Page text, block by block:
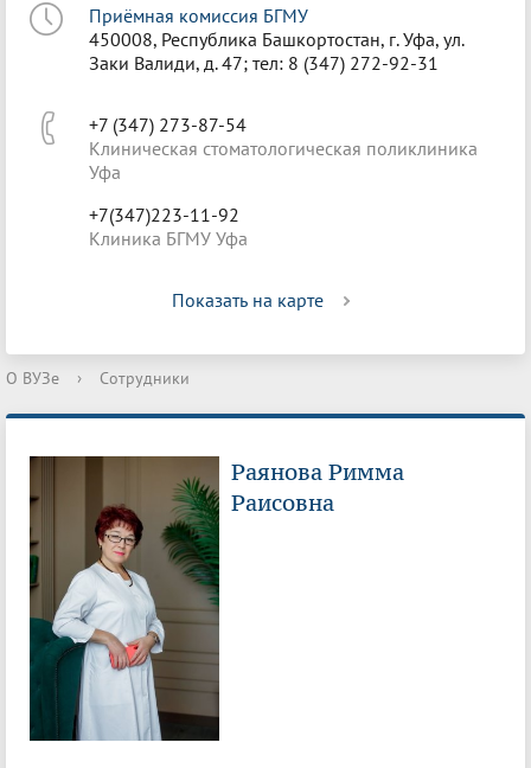
Приёмная комиссия БГМУ
450008, Республика Башкортостан, г. Уфа, ул.
Заки Валиди, д. 47; тел: 8 (347) 272-92-31
+7 (347) 273-87-54
Клиническая стоматологическая поликлиника
Уфа
+7(347)223-11-92
Клиника БГМУ Уфа
Показать на карте
О ВУЗе › Сотрудники
Раянова Римма
Раисовна